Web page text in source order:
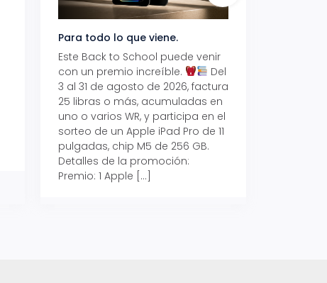
Para todo lo que viene.
Este Back to School puede venir
con un premio increíble.
Del
3 al 31 de agosto de 2026, factura
25 libras o más, acumuladas en
uno o varios WR, y participa en el
sorteo de un Apple iPad Pro de 11
pulgadas, chip M5 de 256 GB.
Detalles de la promoción:
Premio: 1 Apple […]